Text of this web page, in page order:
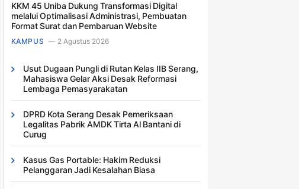
KKM 45 Uniba Dukung Transformasi Digital
melalui Optimalisasi Administrasi, Pembuatan
Format Surat dan Pembaruan Website
KAMPUS 2 Agustus 2026
Usut Dugaan Pungli di Rutan Kelas IIB Serang,
Mahasiswa Gelar Aksi Desak Reformasi
Lembaga Pemasyarakatan
DPRD Kota Serang Desak Pemeriksaan
Legalitas Pabrik AMDK Tirta Al Bantani di
Curug
Kasus Gas Portable: Hakim Reduksi
Pelanggaran Jadi Kesalahan Biasa ​